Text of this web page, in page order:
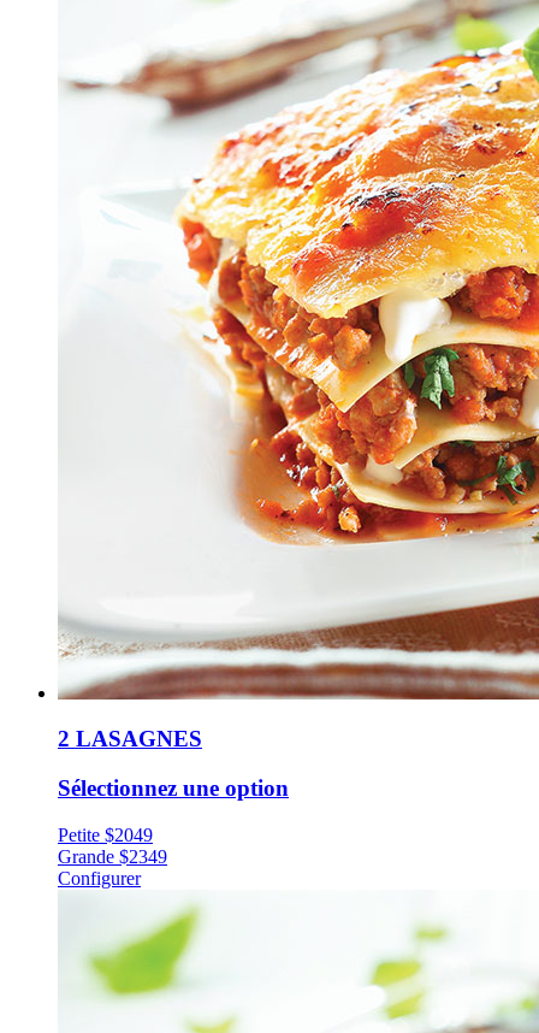
2 LASAGNES
Sélectionnez une option
Petite $2049
Grande $2349
Configurer